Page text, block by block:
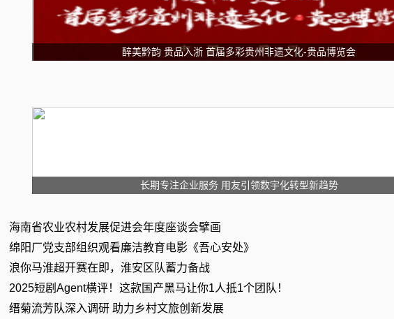
醉美黔韵 贵品入浙 首届多彩贵州非遗文化-贵品博览会
长期专注企业服务 用友引领数宇化转型新趋势
海南省农业农村发展促进会年度座谈会擘画
绵阳厂党支部组织观看廉洁教育电影《吾心安处》
浪你马淮超开赛在即，淮安区队蓄力备战
2025短剧Agent横评！这款国产黑马让你1人抵1个团队！
缙菊流芳队深入调研 助力乡村文旅创新发展